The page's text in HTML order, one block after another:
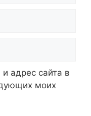
адрес сайта в
моих